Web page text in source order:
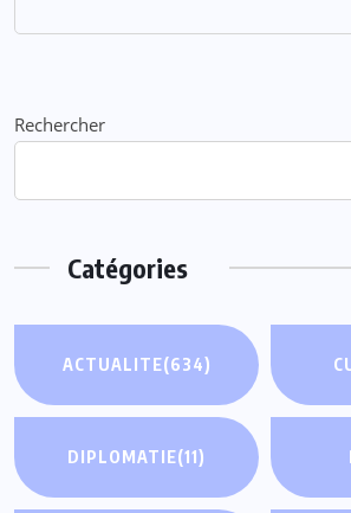
Rechercher
Catégories
ACTUALITE(634)
DIPLOMATIE(11)